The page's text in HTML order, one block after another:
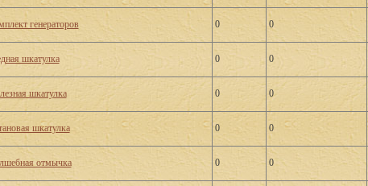
генераторов 0 0
шкатулка 0 0
шкатулка 0 0
шкатулка 0 0
отмычка 0 0